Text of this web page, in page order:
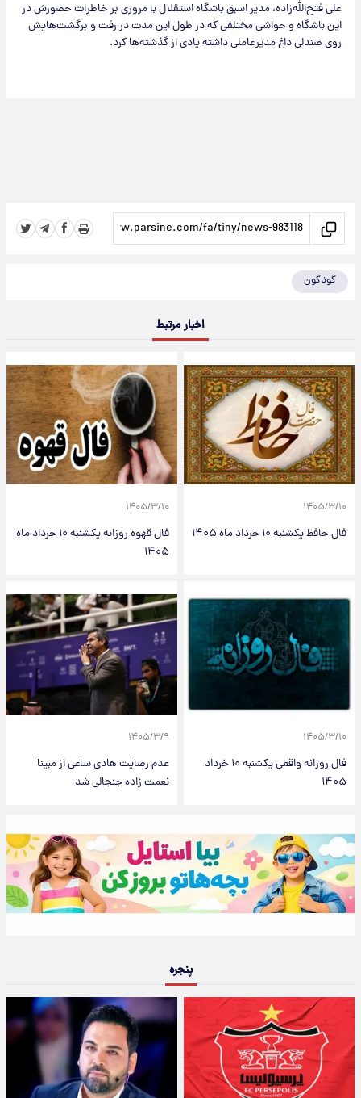
علی فتح‌الله‌زاده، مدیر اسبق باشگاه استقلال با مروری بر خاطرات حضورش در
این باشگاه و حواشی مختلفی که در طول این مدت در رفت و برگشت‌هایش
روی صندلی داغ مدیرعاملی داشته یادی از گذشته‌ها کرد.
گوناگون
اخبار مرتبط
۱۴۰۵/۳/۱۰
فال حافظ یکشنبه ۱۰ خرداد ماه ۱۴۰۵
۱۴۰۵/۳/۱۰
فال قهوه روزانه یکشنبه ۱۰ خرداد ماه
۱۴۰۵
۱۴۰۵/۳/۱۰
فال روزانه واقعی یکشنبه ۱۰ خرداد
۱۴۰۵
۱۴۰۵/۳/۹
عدم رضایت هادی ساعی از مبینا
نعمت زاده جنجالی شد
پنجره